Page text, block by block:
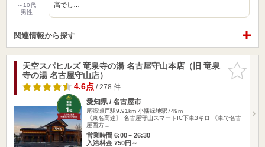
～10代
男性
高でし…
関連情報から探す
お気に入
りに追加
天空スパヒルズ 竜泉寺の湯 名古屋守山本店（旧 竜泉
寺の湯 名古屋守山店）
4.6点/ 278 件
愛知県 / 名古屋市
尾張瀬戸駅9.91km 小幡緑地駅749m
《東名高速》 名古屋守山スマートIC下車3キロ 《車で名古
屋西方…
営業時間 6:00～26:30
入浴料金 750円～